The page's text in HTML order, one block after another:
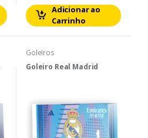
Adicionar ao
Carrinho
Goleiros
Goleiro Real Madrid